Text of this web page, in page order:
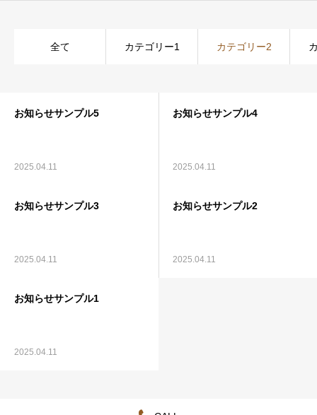
全て カテゴリー1 カテゴリー2
お知らせサンプル5
2025.04.11
お知らせサンプル4
2025.04.11
お知らせサンプル3
2025.04.11
お知らせサンプル2
2025.04.11
お知らせサンプル1
2025.04.11
お問い合わせ